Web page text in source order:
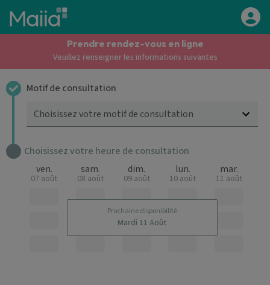
Aller au contenu principal
Prendre rendez-vous en ligne
Veuillez renseigner les informations suivantes
Motif de consultation
Choisissez votre motif de consultation
Choisissez votre heure de consultation
Prochaine disponibilité
Mardi 11 Août
ven.
07 août
sam.
08 août
dim.
09 août
lun.
10 août
mar.
11 août